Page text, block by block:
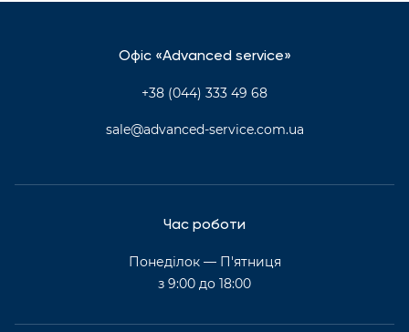
Офіс «Advanced service»
+38 (044) 333 49 68
sale@advanced-service.com.ua
Час роботи
Понеділок — П'ятниця
з 9:00 до 18:00